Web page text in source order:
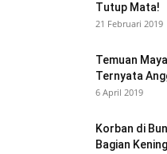
Tutup Mata!
21 Februari 2019
Temuan
Ternyata
6 April 2019
Korban di
Bagian